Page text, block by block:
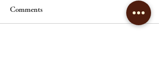
Comments